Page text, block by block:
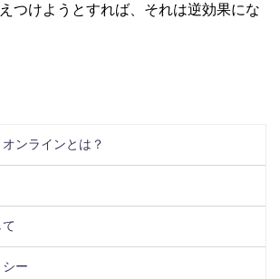
つけようとすれば、それは逆効果にな
ンラインとは？
て
ー